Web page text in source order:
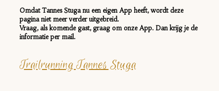
Omdat Tannes Stuga nu een eigen App heeft, wordt deze
pagina niet meer verder uitgebreid.
Vraag, als komende gast, graag om onze App. Dan krijg je de
informatie per mail.
Trailrunning Tannes Stuga